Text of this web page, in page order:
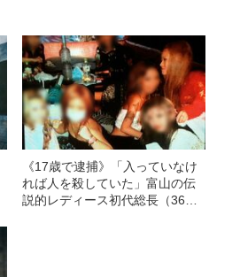
《17歳で逮捕》「入っていなけ
れば人を殺していた」富山の伝
説的レディース初代総長（36）